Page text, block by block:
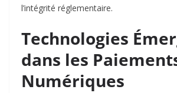
l’intégrité réglementaire.​
Technologies
dans les
Numériques